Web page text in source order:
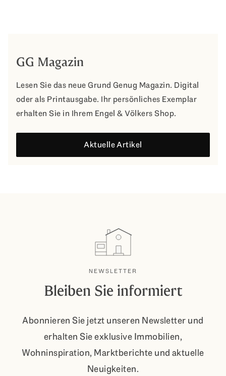
GG Magazin
Lesen Sie das neue Grund Genug Magazin. Digital
oder als Printausgabe. Ihr persönliches Exemplar
erhalten Sie in Ihrem Engel & Völkers Shop.
Aktuelle Artikel
NEWSLETTER
Bleiben Sie informiert
Abonnieren Sie jetzt unseren Newsletter und
erhalten Sie exklusive Immobilien,
Wohninspiration, Marktberichte und aktuelle
Neuigkeiten.